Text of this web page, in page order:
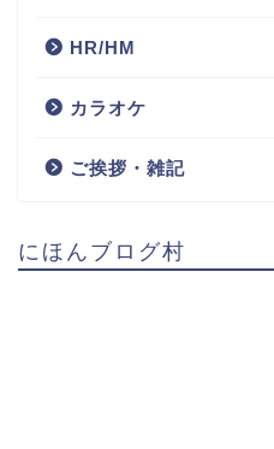
HR/HM
カラオケ
ご挨拶・雑記
にほんブログ村